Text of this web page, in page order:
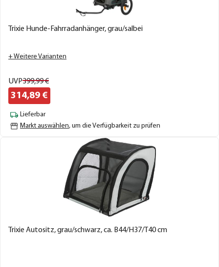
Trixie Hunde-Fahrradanhänger, grau/salbei
+ Weitere Varianten
UVP399,99€
314,89 €
Lieferbar
Markt auswählen, um die Verfügbarkeit zu prüfen
Trixie Autositz, grau/schwarz, ca. B44/H37/T40 cm